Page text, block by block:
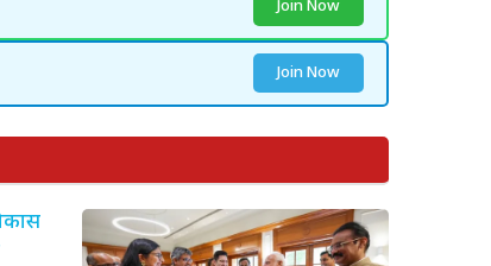
Join Now
Join Now